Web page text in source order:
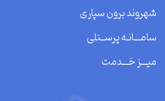
شهروند برون سپاری
سامـــانـه پرســنلی
میـــز خـــدمت